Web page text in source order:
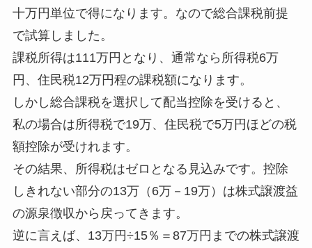
十万円単位で得になります。なので総合課税前提
で試算しました。
課税所得は111万円となり、通常なら所得税6万
円、住民税12万円程の課税額になります。
しかし総合課税を選択して配当控除を受けると、
私の場合は所得税で19万、住民税で5万円ほどの税
額控除が受けれます。
その結果、所得税はゼロとなる見込みです。控除
しきれない部分の13万（6万－19万）は株式譲渡益
の源泉徴収から戻ってきます。
逆に言えば、13万円÷15％＝87万円までの株式譲渡